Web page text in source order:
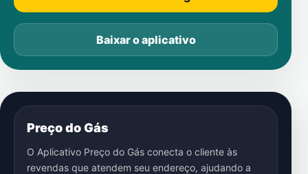
Baixar o aplicativo
Preço do Gás
O Aplicativo Preço do Gás conecta o cliente às
revendas que atendem seu endereço, ajudando a